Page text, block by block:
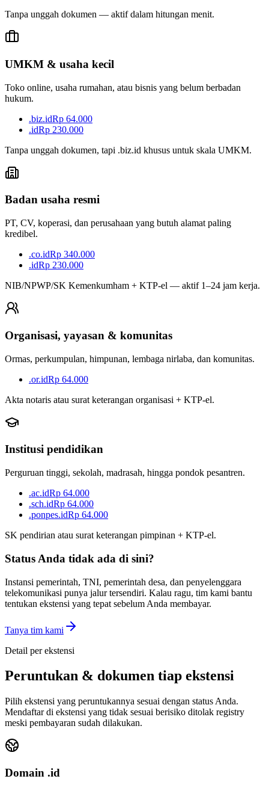
Tanpa unggah dokumen — aktif dalam hitungan menit.
UMKM & usaha kecil
Toko online, usaha rumahan, atau bisnis yang belum berbadan
hukum.
.biz.idRp 64.000
.idRp 230.000
Tanpa unggah dokumen, tapi .biz.id khusus untuk skala UMKM.
Badan usaha resmi
PT, CV, koperasi, dan perusahaan yang butuh alamat paling
kredibel.
.co.idRp 340.000
.idRp 230.000
NIB/NPWP/SK Kemenkumham + KTP-el — aktif 1–24 jam kerja.
Organisasi, yayasan & komunitas
Ormas, perkumpulan, himpunan, lembaga nirlaba, dan komunitas.
.or.idRp 64.000
Akta notaris atau surat keterangan organisasi + KTP-el.
Institusi pendidikan
Perguruan tinggi, sekolah, madrasah, hingga pondok pesantren.
.ac.idRp 64.000
.sch.idRp 64.000
.ponpes.idRp 64.000
SK pendirian atau surat keterangan pimpinan + KTP-el.
Status Anda tidak ada di sini?
Instansi pemerintah, TNI, pemerintah desa, dan penyelenggara
telekomunikasi punya jalur tersendiri. Kalau ragu, tim kami bantu
tentukan ekstensi yang tepat sebelum Anda membayar.
Tanya tim kami
Detail per ekstensi
Peruntukan & dokumen tiap ekstensi
Pilih ekstensi yang peruntukannya sesuai dengan status Anda.
Mendaftar di ekstensi yang tidak sesuai berisiko ditolak registry
meski pembayaran sudah dilakukan.
Domain .id